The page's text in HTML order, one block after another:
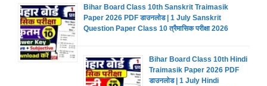
Bihar Board Class 10th Sanskrit Traimasik
Paper 2026 PDF डाउनलोड | 1 July Sanskrit
Question Paper Class 10 त्रैमासिक परीक्षा 2026
Bihar Board Class 10th Hindi
Traimasik Paper 2026 PDF
डाउनलोड | 1 July Hindi